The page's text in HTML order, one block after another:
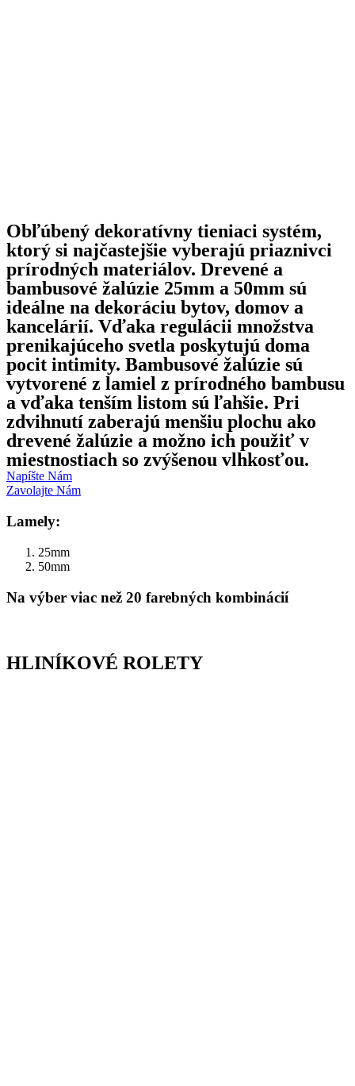
Obľúbený dekoratívny tieniaci systém,
ktorý si najčastejšie vyberajú priaznivci
prírodných materiálov. Drevené a
bambusové žalúzie 25mm a 50mm sú
ideálne na dekoráciu bytov, domov a
kancelárií. Vďaka regulácii množstva
prenikajúceho svetla poskytujú doma
pocit intimity. Bambusové žalúzie sú
vytvorené z lamiel z prírodného bambusu
a vďaka tenším listom sú ľahšie. Pri
zdvihnutí zaberajú menšiu plochu ako
drevené žalúzie a možno ich použiť v
miestnostiach so zvýšenou vlhkosťou.
Napíšte Nám
Zavolajte Nám
Lamely:
25mm
50mm
Na výber viac než 20 farebných kombinácií
HLINÍKOVÉ ROLETY